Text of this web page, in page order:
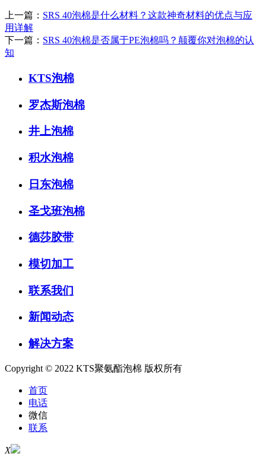
上一篇： SRS 40泡棉是什么材料？这款神奇材料的优点与应
用详解
下一篇： SRS 40泡棉是否属于PE泡棉吗？颠覆你对泡棉的认
知
KTS泡棉
罗杰斯泡棉
井上泡棉
积水泡棉
日东泡棉
圣戈班泡棉
德莎胶带
模切加工
联系我们
新闻动态
解决方案
Copyright © 2022 KTS聚氨酯泡棉 版权所有
首页
电话
微信
联系
X